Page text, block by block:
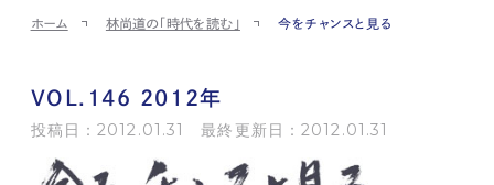
コーポレートガバナンス
IRポリシー
ストレージ室数実績
個人投資家の皆様へ
商品情報
先輩社員インタビュー
中途採用
ホーム 林尚道の「時代を読む」 今をチャンスと見る
VOL.146 2012年
投稿日：2012.01.31 最終更新日：2012.01.31